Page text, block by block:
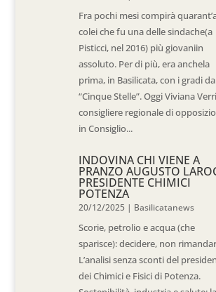
Fra pochi mesi compirà
colei che fu una delle sindache(a
Pisticci, nel 2016) più giovaniin
assoluto. Per di più, era anchela
prima, in Basilicata, con i gradi da
“Cinque Stelle”. Oggi Viviana
consigliere regionale di
in Consiglio...
INDOVINA CHI VIENE A
PRANZO AUGUSTO
PRESIDENTE CHIMICI
POTENZA
20/12/2025 | Basilicatanews
Scorie, petrolio e acqua (che
sparisce): decidere, non
L’analisi senza sconti del
dei Chimici e Fisici di Potenza.